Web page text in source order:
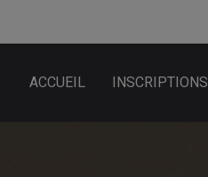
ACCUEIL INSCRIPTIONS